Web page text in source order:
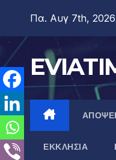
περιεχόμενο
Πα. Αυγ 7th, 2026
ΕΚΚΛΗΣΙΑ